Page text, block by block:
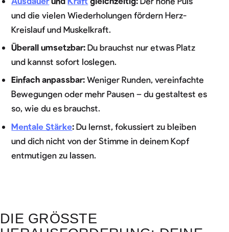
und die vielen Wiederholungen fördern Herz-
Kreislauf und Muskelkraft.
Überall umsetzbar:Du brauchst nur etwas Platz
und kannst sofort loslegen.
Einfach anpassbar:Weniger Runden, vereinfachte
Bewegungen oder mehr Pausen – du gestaltest es
so, wie du es brauchst.
Mentale Stärke:Du lernst, fokussiert zu bleiben
und dich nicht von der Stimme in deinem Kopf
entmutigen zu lassen.
DIE GRÖSSTE H